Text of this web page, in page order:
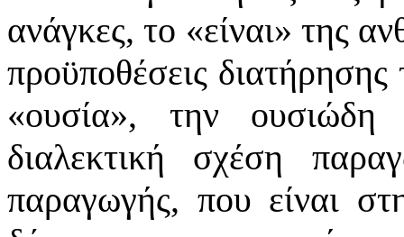
ανάγκες, το «είναι» της
προϋποθέσεις διατήρησης
«ουσία», την ουσιώδη
διαλεκτική σχέση
παραγωγής, που είναι